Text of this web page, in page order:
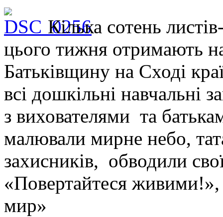
Кілька сотень
цього тижня отримають
Батьківщину на Сході
всі дошкільні навчальні
з вихователями та
малювали мирне небо,
захисників, обводили
«Повертайтеся
мир»